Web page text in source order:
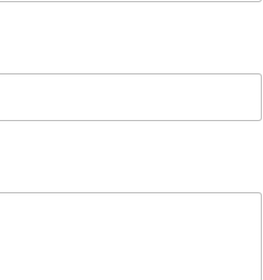
분쟁처리에 관한 기록.(전자상거
률)